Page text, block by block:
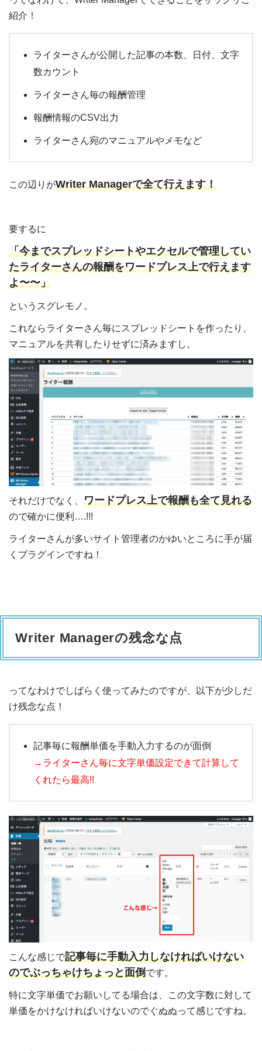
紹介！
ライターさんが公開した記事の本数、日付、文字
数カウント
ライターさん毎の報酬管理
報酬情報のCSV出力
ライターさん宛のマニュアルやメモなど
この辺りがWriter Managerで全て行えます！
要するに
「今までスプレッドシートやエクセルで管理してい
たライターさんの報酬をワードプレス上で行えます
よ〜〜」
というスグレモノ。
これならライターさん毎にスプレッドシートを作ったり、
マニュアルを共有したりせずに済みますし。
それだけでなく、 ワードプレス上で報酬も全て見れる
ので確かに便利….!!!
ライターさんが多いサイト管理者のかゆいところに手が届
くプラグインですね！
Writer Managerの残念な点
ってなわけでしばらく使ってみたのですが、以下が少しだ
け残念な点！
記事毎に報酬単価を手動入力するのが面倒
→ライターさん毎に文字単価設定できて計算して
くれたら最高!!
こんな感じで記事毎に手動入力しなければいけない
のでぶっちゃけちょっと面倒です。
特に文字単価でお願いしてる場合は、この文字数に対して
単価をかけなければいけないのでぐぬぬって感じですね。